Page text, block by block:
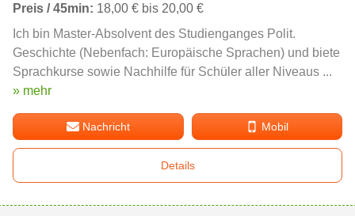
Preis / 45min: 18,00 € bis 20,00 €
Ich bin Master-Absolvent des Studienganges Polit.
Geschichte (Nebenfach: Europäische Sprachen) und biete
Sprachkurse sowie Nachhilfe für Schüler aller Niveaus ...
» mehr
Nachricht Mobil
Details